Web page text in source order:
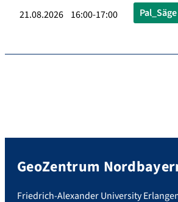
21.08.2026 16:00-17:00 Pal_Säge
GeoZentrum
Friedrich-Alexander University